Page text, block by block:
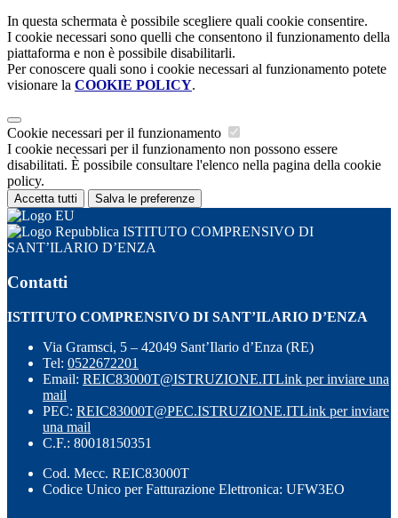
In questa schermata è possibile scegliere quali cookie consentire.
I cookie necessari sono quelli che consentono il funzionamento della
piattaforma e non è possibile disabilitarli.
Per conoscere quali sono i cookie necessari al funzionamento potete
visionare la COOKIE POLICY.
Cookie necessari per il funzionamento
I cookie necessari per il funzionamento non possono essere
disabilitati. È possibile consultare l'elenco nella pagina della cookie
policy.
Accetta tutti Salva le preferenze
ISTITUTO COMPRENSIVO DI
SANT’ILARIO D’ENZA
Contatti
ISTITUTO COMPRENSIVO DI SANT’ILARIO D’ENZA
Via Gramsci, 5 – 42049 Sant’Ilario d’Enza (RE)
Tel: 0522672201
Email: REIC83000T@ISTRUZIONE.ITLink per inviare una
mail
PEC: REIC83000T@PEC.ISTRUZIONE.ITLink per inviare
una mail
C.F.: 80018150351
Cod. Mecc. REIC83000T
Codice Unico per Fatturazione Elettronica: UFW3EO